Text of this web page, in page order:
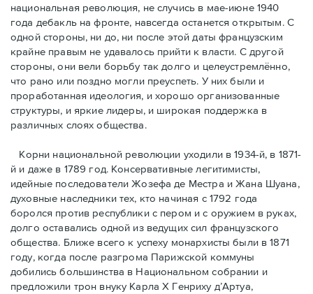
национальная революция, не случись в мае-июне 1940
года дебакль на фронте, навсегда останется открытым. С
одной стороны, ни до, ни после этой даты французским
крайне правым не удавалось прийти к власти. С другой
стороны, они вели борьбу так долго и целеустремлённо,
что рано или поздно могли преуспеть. У них были и
проработанная идеология, и хорошо организованные
структуры, и яркие лидеры, и широкая поддержка в
различных слоях общества.
Корни национальной революции уходили в 1934-й, в 1871-
й и даже в 1789 год. Консервативные легитимисты,
идейные последователи Жозефа де Местра и Жана Шуана,
духовные наследники тех, кто начиная с 1792 года
боролся против республики с пером и с оружием в руках,
долго оставались одной из ведущих сил французского
общества. Ближе всего к успеху монархисты были в 1871
году, когда после разгрома Парижской коммуны
добились большинства в Национальном собрании и
предложили трон внуку Карла Х Генриху д’Артуа,